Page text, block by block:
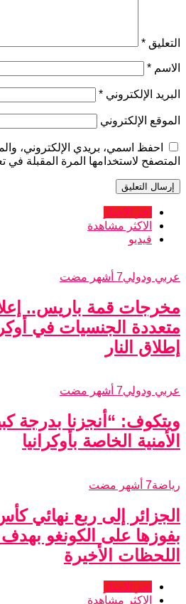
التعليق *
الاسم *
البريد الإلكتروني *
الموقع الإلكتروني
احفظ اسمي، بريدي الإلكتروني،
المتصفح لاستخدامها المرة المقبلة في
اخر الاخبار
الاكثر مشاهدة
فيديو
عربي ودولي7 أشهر مضت
مخرجات قمة باريس..
متعددة الجنسيات في
إطلاق النار
عربي ودولي7 أشهر مضت
ويتكوف: “أنجزنا بدرجة
الأمنية الخاصة بأوكرانيا
رياضة7 أشهر مضت
الجزائر إلى ربع نهائي
بفوزها على الكونغو
اللحظات الأخيرة
اخر الاخبار
الاكثر مشاهدة